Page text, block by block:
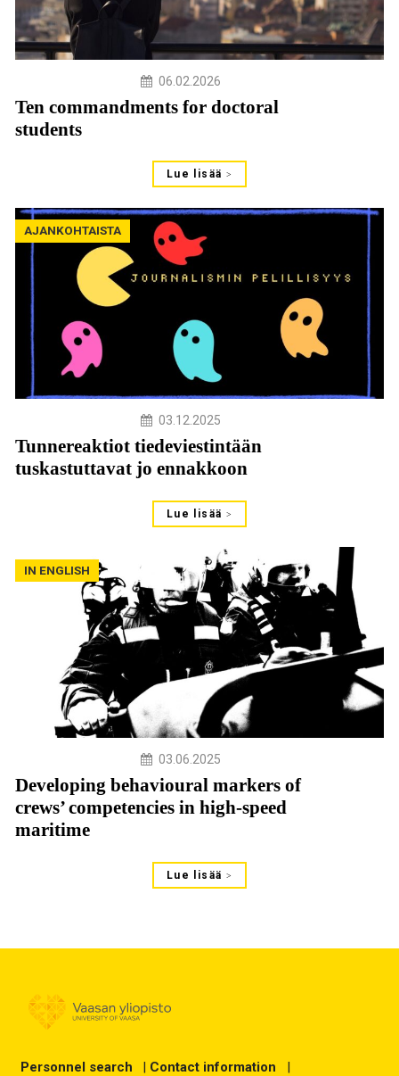
06.02.2026
Ten commandments for doctoral
students
Lue lisää
AJANKOHTAISTA
03.12.2025
Tunnereaktiot tiedeviestintään
tuskastuttavat jo ennakkoon
Lue lisää
IN ENGLISH
03.06.2025
Developing behavioural markers of
crews’ competencies in high-speed
maritime
Lue lisää
Personnel search | Contact information |